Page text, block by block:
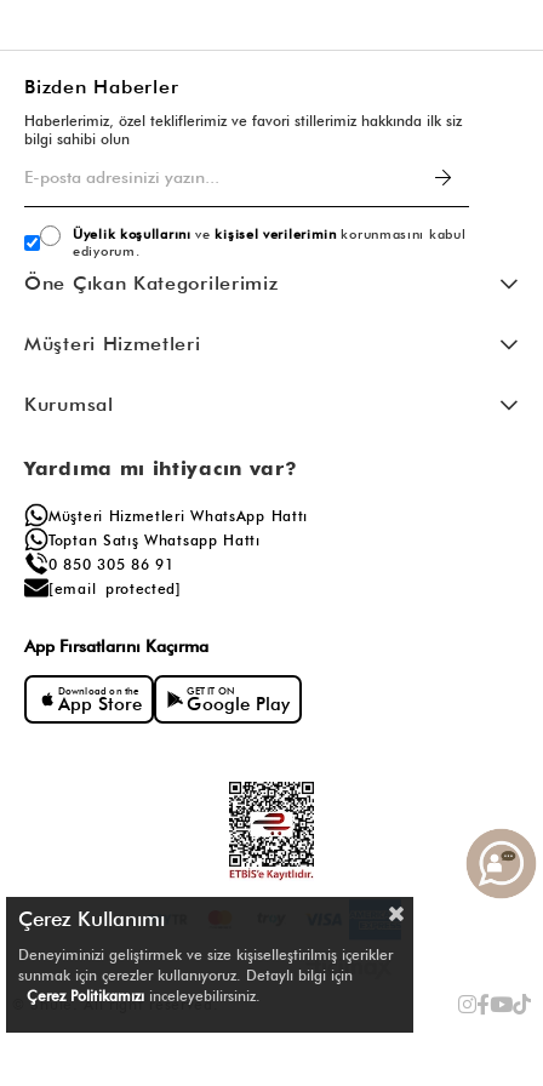
Bizden Haberler
Haberlerimiz, özel tekliflerimiz ve favori stillerimiz hakkında ilk siz
bilgi sahibi olun
Üyelik koşullarını vekişisel verileriminkorunmasını kabul
ediyorum.
Öne Çıkan Kategorilerimiz
Müşteri Hizmetleri
Kurumsal
Yardıma mı ihtiyacın var?
Müşteri Hizmetleri WhatsApp Hattı
Toptan Satış Whatsapp Hattı
0 850 305 86 91
[email protected]
App Fırsatlarını Kaçırma
Download on the
App Store
GET IT ON
Google Play
© Shule. All right reserved.
Çerez Kullanımı
Deneyiminizi geliştirmek ve size kişiselleştirilmiş içerikler
sunmak için çerezler kullanıyoruz. Detaylı bilgi için
Çerez Politikamızı inceleyebilirsiniz.